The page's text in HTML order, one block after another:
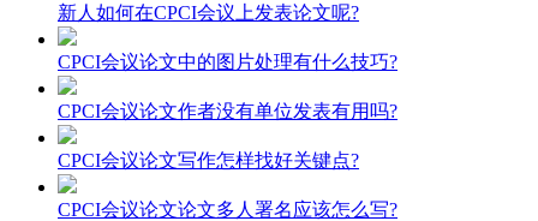
新人如何在CPCI会议上发表论文呢?
CPCI会议论文中的图片处理有什么技巧?
CPCI会议论文作者没有单位发表有用吗?
CPCI会议论文写作怎样找好关键点?
CPCI会议论文论文多人署名应该怎么写?